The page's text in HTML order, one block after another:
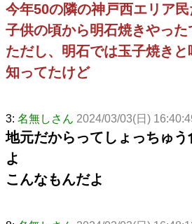
今年50の隣の神戸西エリア
子供の頃から明石焼きやった
ただし、明石では玉子焼き
知ってたけど
3: 名無しさん 2024/03/03(日)
地元だからってしょっちゅ
よ
こんなもんだよ